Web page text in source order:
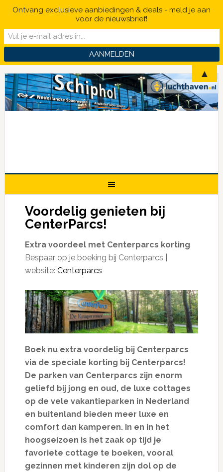
Voordelig genieten bij
CenterParcs!
Extra voordeel met Centerparcs korting
Bespaar op je boeking bij Centerparcs |
website: Centerparcs
Boek nu extra voordelig bij Centerparcs
via de speciale korting bij Centerparcs!
De parken van Centerparcs zijn enorm
geliefd bij jong en oud, de luxe cottages
op de vele vakantieparken in Nederland
en buitenland bieden meer luxe en
comfort dan kamperen. In en in het
hoogseizoen is het zaak op tijd je
favoriete cottage te boeken, vooral
gezinnen met kinderen zijn dol op de
Ontvang exclusieve aanbiedingen & deals - meld je aan
voor de nieuwsbrief!
▲